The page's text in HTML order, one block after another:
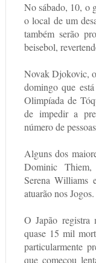
No sábado, 10, o
o local de um
também serão
beisebol,
Novak Djokovic,
domingo que
Olimpíada de
de impedir a
número de
Alguns dos
Dominic
Serena Williams
atuarão nos Jogos.
O Japão registra
quase 15 mil
particularmente
que começou